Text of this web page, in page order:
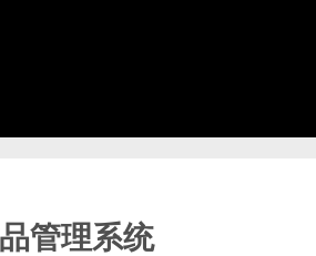
管理系统